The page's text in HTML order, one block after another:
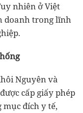
nhiên ở Việt
doanh trong lĩnh
Nguyên và
cấp giấy phép
đích y tế,